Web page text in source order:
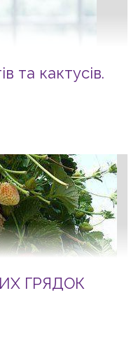
та кактусів.
ГРЯДОК